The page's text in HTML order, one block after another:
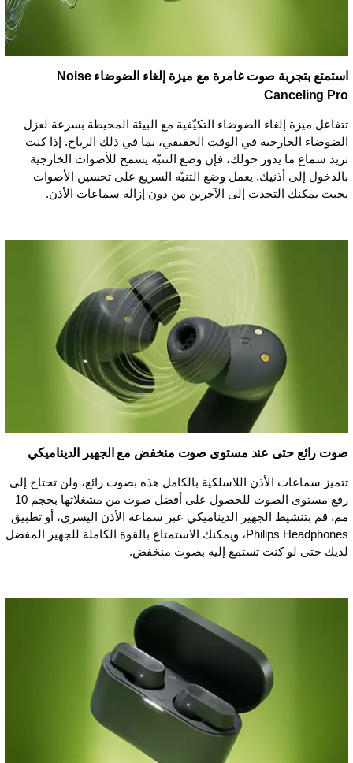
استمتع بتجربة صوت غامرة مع ميزة إلغاء الضوضاء Noise
Canceling Pro
تتفاعل ميزة إلغاء الضوضاء التكيّفية مع البيئة المحيطة بسرعة لعزل
الضوضاء الخارجية في الوقت الحقيقي، بما في ذلك الرياح. إذا كنت
تريد سماع ما يدور حولك، فإن وضع التنبّه يسمح للأصوات الخارجية
بالدخول إلى أذنيك. يعمل وضع التنبّه السريع على تحسين الأصوات
بحيث يمكنك التحدث إلى الآخرين من دون إزالة سماعات الأذن.
صوت رائع حتى عند مستوى صوت منخفض مع الجهير الديناميكي
تتميز سماعات الأذن اللاسلكية بالكامل هذه بصوت رائع، ولن تحتاج إلى
رفع مستوى الصوت للحصول على أفضل صوت من مشغلاتها بحجم 10
مم. قم بتنشيط الجهير الديناميكي عبر سماعة الأذن اليسرى، أو تطبيق
Philips Headphones، ويمكنك الاستمتاع بالقوة الكاملة للجهير المفضل
لديك حتى لو كنت تستمع إليه بصوت منخفض.